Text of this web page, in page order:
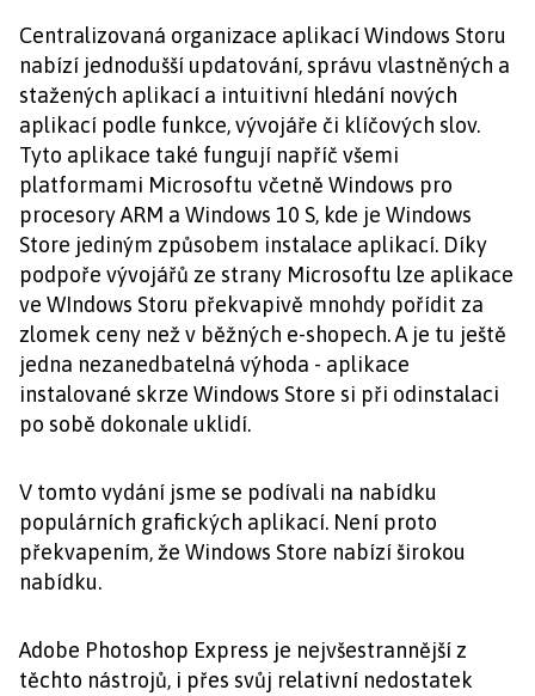
Centralizovaná organizace aplikací Windows Storu
nabízí jednodušší updatování, správu vlastněných a
stažených aplikací a intuitivní hledání nových
aplikací podle funkce, vývojáře či klíčových slov.
Tyto aplikace také fungují napříč všemi
platformami Microsoftu včetně Windows pro
procesory ARM a Windows 10 S, kde je Windows
Store jediným způsobem instalace aplikací. Díky
podpoře vývojářů ze strany Microsoftu lze aplikace
ve WIndows Storu překvapivě mnohdy pořídit za
zlomek ceny než v běžných e-shopech. A je tu ještě
jedna nezanedbatelná výhoda - aplikace
instalované skrze Windows Store si při odinstalaci
po sobě dokonale uklidí.
V tomto vydání jsme se podívali na nabídku
populárních grafických aplikací. Není proto
překvapením, že Windows Store nabízí širokou
nabídku.
Adobe Photoshop Express je nejvšestrannější z
těchto nástrojů, i přes svůj relativní nedostatek